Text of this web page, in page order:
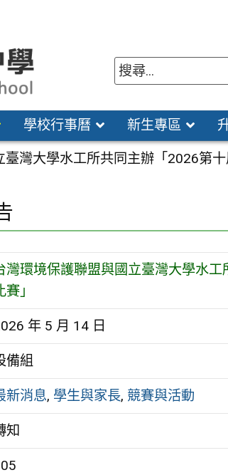
學校行事曆 新生專區
灣大學水工所共同主辦「2026第
灣環境保護聯盟與國立臺灣大學水
賽」
年 5 月 14 日
備組
新消息, 學生與家長, 競賽與活動
知